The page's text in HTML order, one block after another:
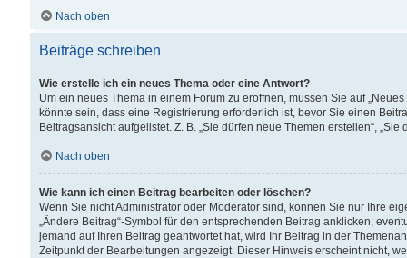
Nach oben
Beiträge schreiben
Wie erstelle ich ein neues Thema oder eine Antwort?
Um ein neues Thema in einem Forum zu eröffnen, müssen Sie auf
könnte sein, dass eine Registrierung erforderlich ist, bevor Sie einen
Beitragsansicht aufgelistet. Z. B. „Sie dürfen neue Themen erstellen“,
Nach oben
Wie kann ich einen Beitrag bearbeiten oder löschen?
Wenn Sie nicht Administrator oder Moderator sind, können Sie nur Ihre
„Ändere Beitrag“-Symbol für den entsprechenden Beitrag anklicken;
jemand auf Ihren Beitrag geantwortet hat, wird Ihr Beitrag in der
Zeitpunkt der Bearbeitungen angezeigt. Dieser Hinweis erscheint nicht,